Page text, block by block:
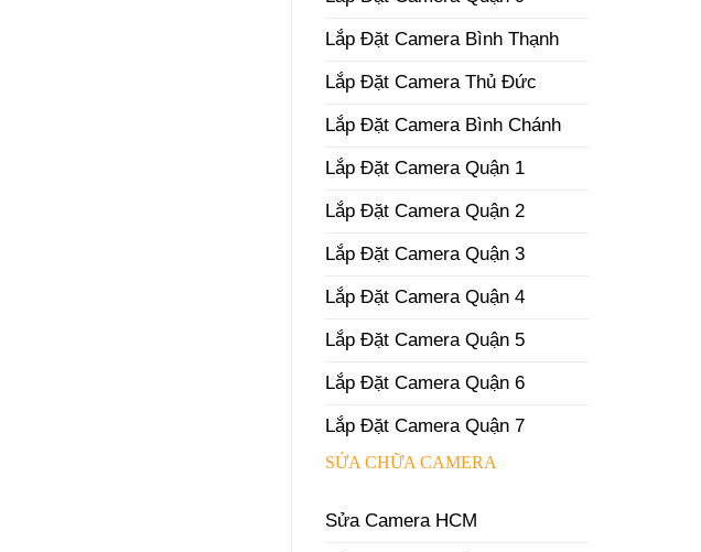
Lắp Đặt Camera Bình Thạnh
Lắp Đặt Camera Thủ Đức
Lắp Đặt Camera Bình Chánh
Lắp Đặt Camera Quận 1
Lắp Đặt Camera Quận 2
Lắp Đặt Camera Quận 3
Lắp Đặt Camera Quận 4
Lắp Đặt Camera Quận 5
Lắp Đặt Camera Quận 6
Lắp Đặt Camera Quận 7
SỬA CHỮA CAMERA
Sửa Camera HCM